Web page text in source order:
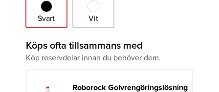
Svart
Svart Vit
Vit
Köps ofta tillsammans med
Köp reservdelar innan du behöver dem.
Roborock Golvrengöringslösning